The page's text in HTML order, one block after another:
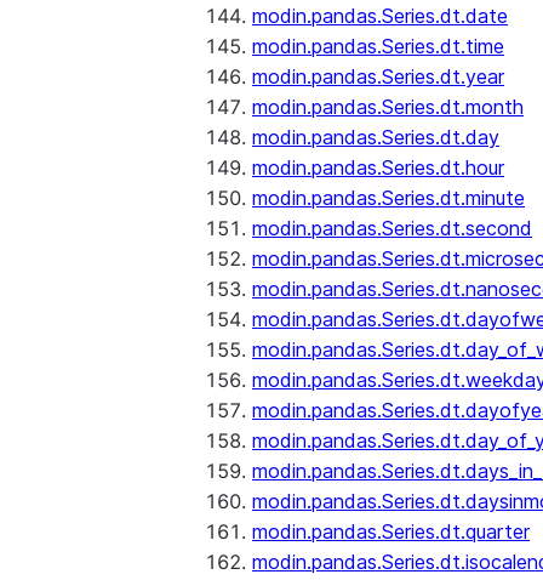
modin.pandas.Series.dt.date
modin.pandas.Series.dt.time
modin.pandas.Series.dt.year
modin.pandas.Series.dt.month
modin.pandas.Series.dt.day
modin.pandas.Series.dt.hour
modin.pandas.Series.dt.minute
modin.pandas.Series.dt.second
modin.pandas.Series.dt.quarter